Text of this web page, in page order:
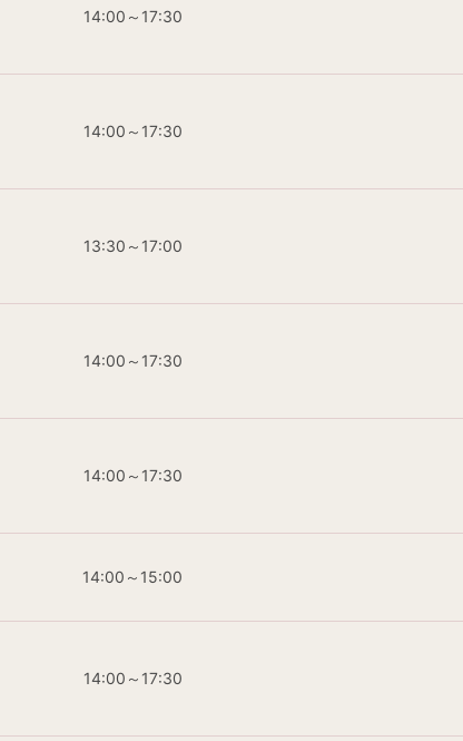
14:00～17:30
14:00～17:30
13:30～17:00
14:00～17:30
14:00～17:30
14:00～15:00
14:00～17:30